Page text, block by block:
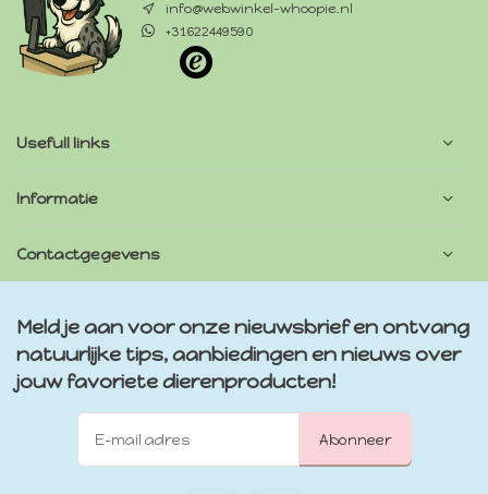
info@webwinkel-whoopie.nl
+31622449590
Usefull links
Informatie
Contactgegevens
Meld je aan voor onze nieuwsbrief en ontvang
natuurlijke tips, aanbiedingen en nieuws over
jouw favoriete dierenproducten!
Abonneer